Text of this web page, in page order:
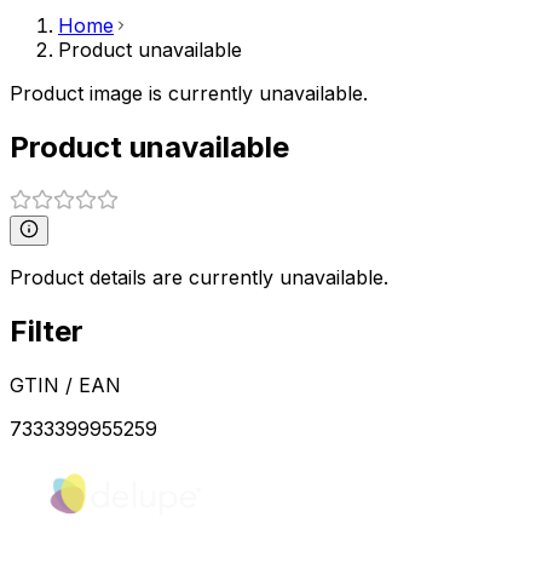
Home
Product unavailable
Product image is currently unavailable.
Product unavailable
Product details are currently unavailable.
Filter
GTIN / EAN
7333399955259